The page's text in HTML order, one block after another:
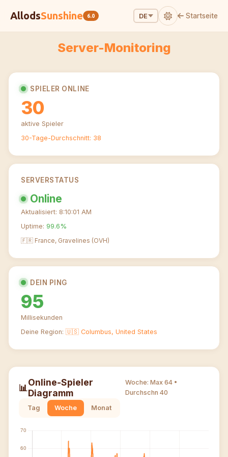
AllodsSunshine 6.0 DE Startseite
Server-Monitoring
SPIELER ONLINE
30
aktive Spieler
30-Tage-Durchschnitt: 38
SERVERSTATUS
Online
Aktualisiert: 8:10:01 AM
Uptime: 99.6%
🇫🇷 France, Gravelines (OVH)
DEIN PING
95
Millisekunden
Deine Region: 🇺🇸 Columbus, United States
📊Online-Spieler
Diagramm
Woche: Max 64 •
Durchschn 40
Tag
Woche Monat